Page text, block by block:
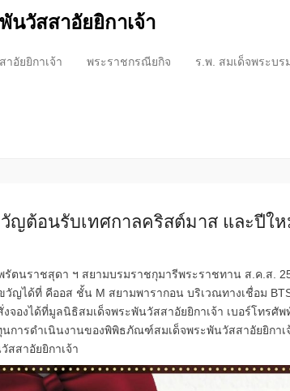
นวัสสาอัยยิกาเจ้า
อัยยิกาเจ้า พระราชกรณียกิจ ร.พ. สมเด็จพระบ
ญต้อนรับเทศกาลคริสต์มาส และปีใ
รัตนราชสุดา ฯ สยามบรมราชกุมารีพระราชทาน ส.ค.ส.
ญได้ที่ คีออส ชั้น M สยามพารากอน บริเวณทางเชื่อม
จองได้ที่มูลนิธิสมเด็จพระพันวัสสาอัยยิกาเจ้า เบอร์โทรศัพ
นการดำเนินงานของพิพิธภัณฑ์สมเด็จพระพันวัสสาอัยยิกา
สสาอัยยิกาเจ้า